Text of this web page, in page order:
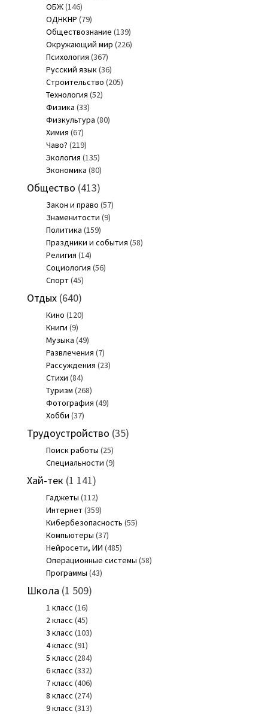
ОБЖ(146)
ОДНКНР (79)
Обществознание (139)
Окружающий мир (226)
Психология (367)
Русский язык(36)
Строительство (205)
Технология (52)
Физика (33)
Физкультура (80)
Химия (67)
Чаво? (219)
Экология (135)
Экономика (80)
Общество (413)
Закон и право (57)
Знаменитости (9)
Политика (159)
Праздники и события (58)
Религия (14)
Социология (56)
Спорт(45)
Отдых(640)
Кино (120)
Книги (9)
Музыка (49)
Развлечения (7)
Рассуждения (23)
Стихи (84)
Туризм (268)
Фотография (49)
Хобби (37)
Трудоустройство (35)
Поиск работы (25)
Специальности (9)
Хай-тек (1 141)
Гаджеты (112)
Интернет(359)
Кибербезопасность (55)
Компьютеры (37)
Нейросети, ИИ (485)
Операционные системы (58)
Программы (43)
Школа (1 509)
1 класс (16)
2 класс (45)
3 класс (103)
4 класс (91)
5 класс (284)
6 класс (332)
7 класс (406)
8 класс (274)
9 класс (313)